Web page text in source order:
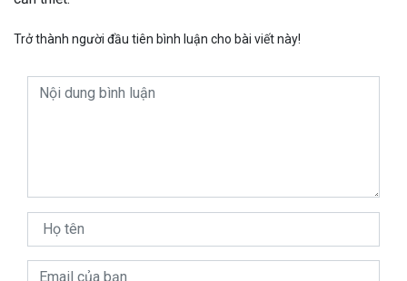
Trở thành người đầu tiên bình luận cho bài viết này!